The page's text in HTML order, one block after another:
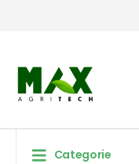
Categorie